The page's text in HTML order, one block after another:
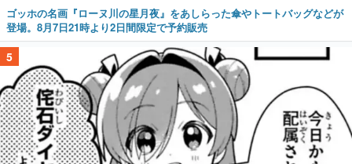
ゴッホの名画『ローヌ川の星月夜』をあしらった傘やトートバッグなどが
登場。8月7日21時より2日間限定で予約販売
5